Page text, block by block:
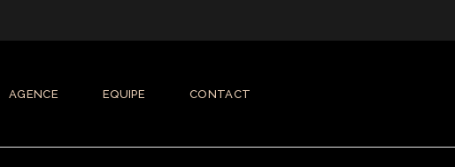
AGENCE EQUIPE CONTACT